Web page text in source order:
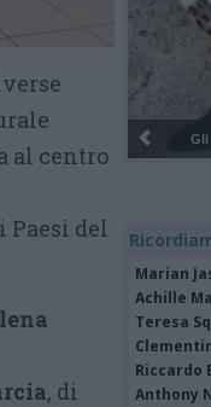
al centro
del
, di
Marian
Achille
Teresa
Riccardo
Anthony